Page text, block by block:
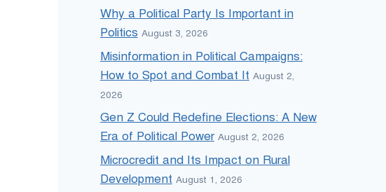
Why a Political Party Is Important in
Politics August 3, 2026
Misinformation in Political Campaigns:
How to Spot and Combat It August 2,
2026
Gen Z Could Redefine Elections: A New
Era of Political Power August 2, 2026
Microcredit and Its Impact on Rural
Development August 1, 2026